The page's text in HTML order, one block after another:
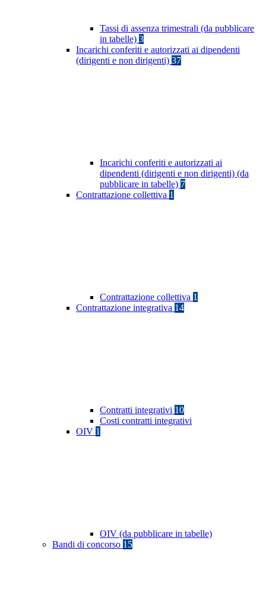
Tassi di assenza trimestrali (da pubblicare
in tabelle) 3
Incarichi conferiti e autorizzati ai dipendenti
(dirigenti e non dirigenti) 37
Incarichi conferiti e autorizzati ai
dipendenti (dirigenti e non dirigenti) (da
pubblicare in tabelle) 7
Contrattazione collettiva 1
Contrattazione collettiva 1
Contrattazione integrativa 14
Contratti integrativi 10
Costi contratti integrativi
OIV 1
OIV (da pubblicare in tabelle)
Bandi di concorso 15